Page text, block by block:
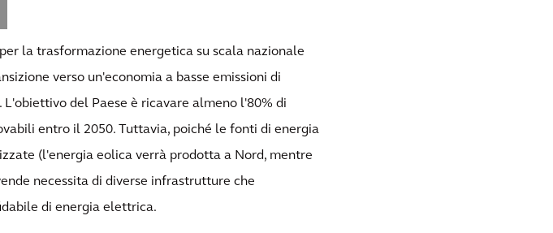
la trasformazione energetica su scala nazionale
verso un'economia a basse emissioni di
del Paese è ricavare almeno l'80% di
entro il 2050. Tuttavia, poiché le fonti di energia
(l'energia eolica verrà prodotta a Nord, mentre
necessita di diverse infrastrutture che
di energia elettrica.